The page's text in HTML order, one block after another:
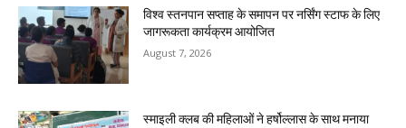
विश्व स्तनपान सप्ताह के समापन पर नर्सिंग स्टाफ के लिए
जागरूकता कार्यक्रम आयोजित
August 7, 2026
स्माइली क्लब की महिलाओं ने हर्षोल्लास के साथ मनाया